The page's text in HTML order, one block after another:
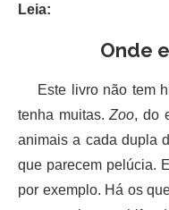
Leia:
Onde
Este livro não tem
tenha muitas.Zoo, do
animais a cada dupla
que parecem pelúcia.
por exemplo. Há os